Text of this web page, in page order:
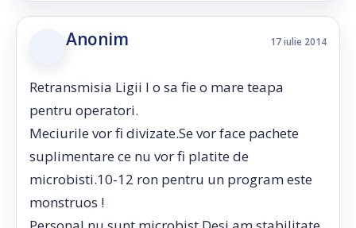
Anonim 17 iulie 2014
Retransmisia Ligii I o sa fie o mare teapa
pentru operatori.
Meciurile vor fi divizate.Se vor face pachete
suplimentare ce nu vor fi platite de
microbisti.10-12 ron pentru un program este
monstruos !